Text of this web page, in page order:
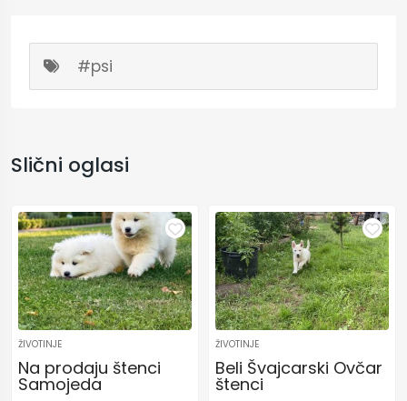
#psi
Slični oglasi
ŽIVOTINJE
Na prodaju štenci
Samojeda
ŽIVOTINJE
Beli Švajcarski Ovčar
štenci